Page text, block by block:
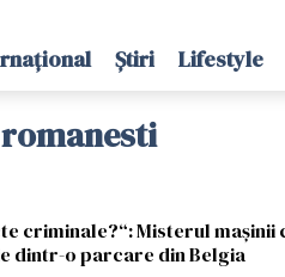
Știri Lifestyle
criminale?“: Misterul
dintr-o parcare din Belgia